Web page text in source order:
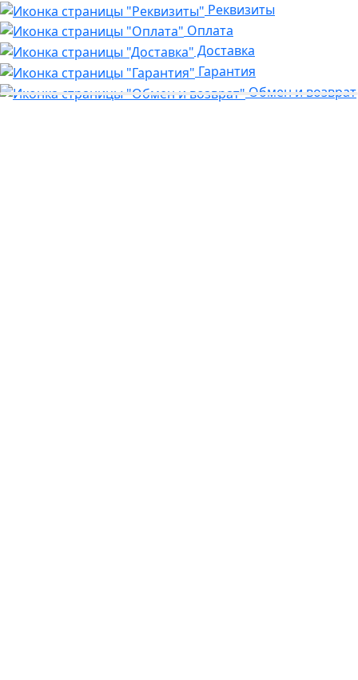
Реквизиты
Оплата
Доставка
Гарантия
Обмен и возврат